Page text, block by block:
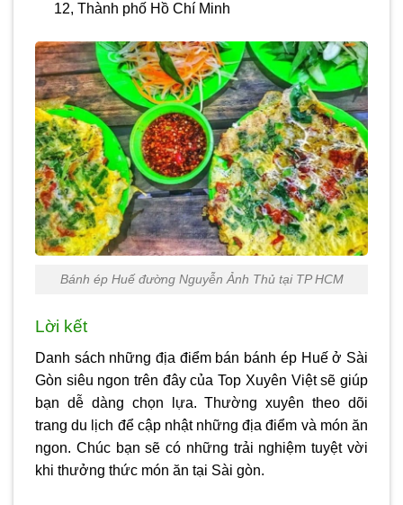
12, Thành phố Hồ Chí Minh
Bánh ép Huế đường Nguyễn Ảnh Thủ tại TP HCM
Lời kết
Danh sách những địa điểm bán bánh ép Huế ở Sài
Gòn siêu ngon trên đây của Top Xuyên Việt sẽ giúp
bạn dễ dàng chọn lựa. Thường xuyên theo dõi
trang du lịch để cập nhật những địa điểm và món ăn
ngon. Chúc bạn sẽ có những trải nghiệm tuyệt vời
khi thưởng thức món ăn tại Sài gòn.